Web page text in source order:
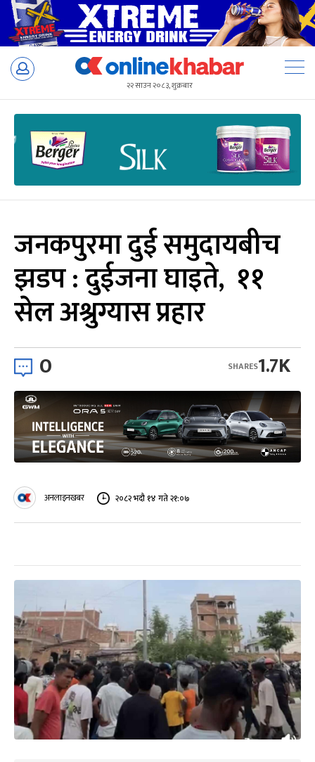
Skip
२२ साउन २०८३, शुक्रबार
जनकपुरमा दुई समुदायबीच
झडप : दुईजना घाइते, ११
सेल अश्रुग्यास प्रहार
0 1.7K
SHARES
अनलाइनखबर २०८२ भदौ १४ गते २१:०७